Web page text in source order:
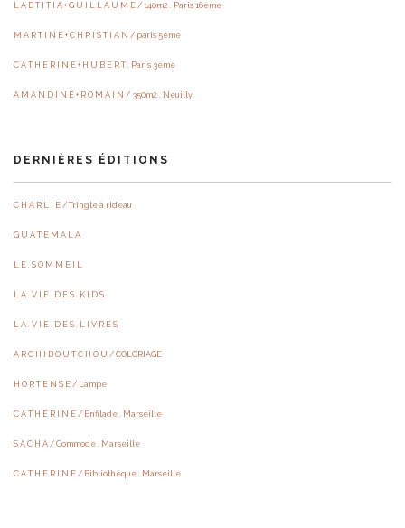
L A E T I T I A + G U I L L A U M E / 140m2 . Paris 16ème
M A R T I N E + C H R I S T I A N / paris 5ème
C A T H E R I N E + H U B E R T . Paris 3ème
A M A N D I N E + R O M A I N / 350m2 . Neuilly
DERNIÈRES ÉDITIONS
C H A R L I E / Tringle à rideau
G U A T E M A L A
L E . S O M M E I L
L A . V I E . D E S . K I D S
L A . V I E . D E S . L I V R E S
A R C H I B O U T C H O U / COLORIAGE
H O R T E N S E / Lampe
C A T H E R I N E / Enfilade . Marseille
S A C H A / Commode . Marseille
C A T H E R I N E / Bibliothèque . Marseille